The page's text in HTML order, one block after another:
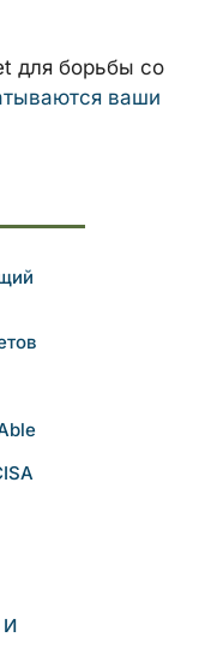
для борьбы со
ваши
И